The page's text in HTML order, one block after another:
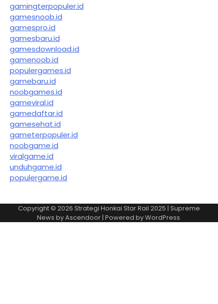
gamingterpopuler.id
gamesnoob.id
gamespro.id
gamesbaru.id
gamesdownload.id
gamenoob.id
populergames.id
gamebaru.id
noobgames.id
gameviral.id
gamedaftar.id
gamesehat.id
gameterpopuler.id
noobgame.id
viralgame.id
unduhgame.id
populergame.id
Copyright © 2026 Strategi Honkai Star Rail 2025 | Supreme
News byAscendoor| Powered byWordPress.